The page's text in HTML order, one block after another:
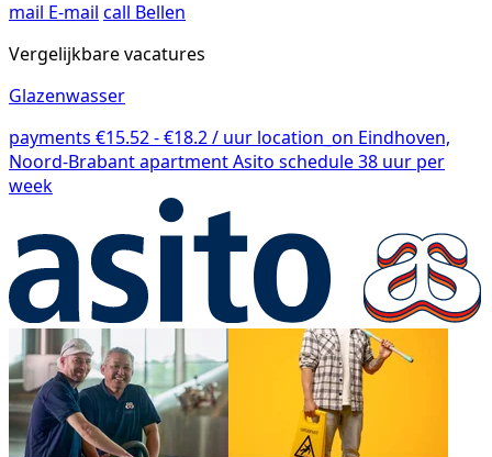
mail E-mail call Bellen
Vergelijkbare vacatures
Glazenwasser
payments €15.52 - €18.2 / uur location_on Eindhoven,
Noord-BrabantapartmentAsito schedule38 uur per
week